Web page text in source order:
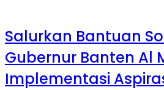
Salurkan Bantuan
Gubernur Banten Al
Implementasi